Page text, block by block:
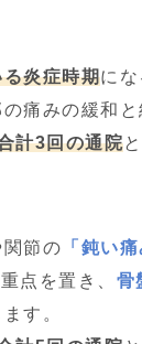
炎症時期にな
痛みの緩和
計3回の通院
節の 「 鈍い痛
点を置き、 骨
す。